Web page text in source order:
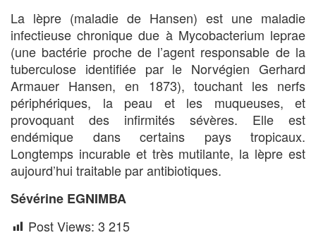
La lèpre (maladie de Hansen) est une maladie
infectieuse chronique due à Mycobacterium leprae
(une bactérie proche de l’agent responsable de la
tuberculose identifiée par le Norvégien Gerhard
Armauer Hansen, en 1873), touchant les nerfs
périphériques, la peau et les muqueuses, et
provoquant des infirmités sévères. Elle est
endémique dans certains pays tropicaux.
Longtemps incurable et très mutilante, la lèpre est
aujourd’hui traitable par antibiotiques.
Sévérine EGNIMBA
Post Views: 3 215